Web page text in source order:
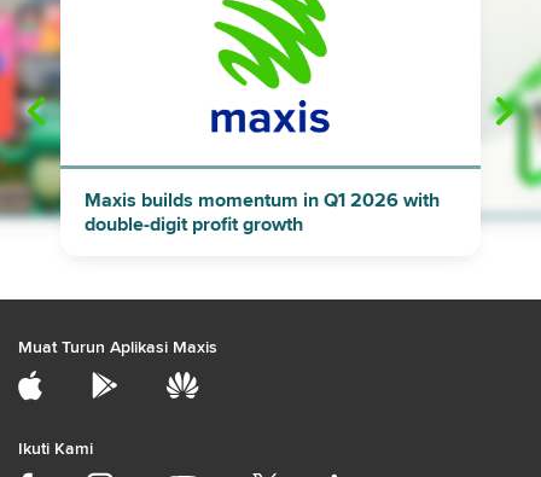
"
Maxis builds momentum in Q1 2026 with
double-digit profit growth
Muat Turun Aplikasi Maxis
Ikuti Kami